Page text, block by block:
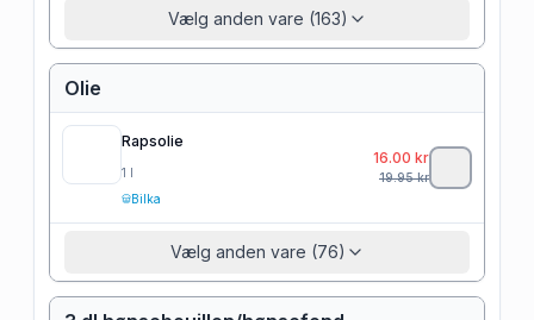
Vælg anden vare (163)
Olie
Rapsolie
1 l
Bilka
16.00 kr
19.95kr
Vælg anden vare (76)